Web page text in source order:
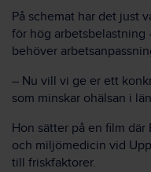
På schemat har det just
för hög arbetsbelastning
behöver
– Nu vill vi ge er ett
som minskar ohälsan i
Hon sätter på en film där
och miljömedicin vid
till friskfaktorer.